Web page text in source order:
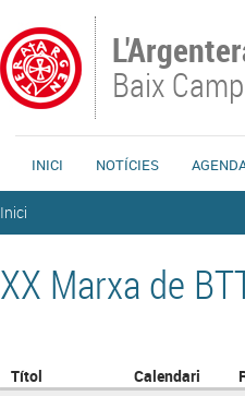
Baix Camp
INICI NOTÍCIES
Inici
XX Marxa de
Títol Calendari